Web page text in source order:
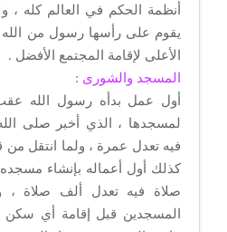
أنظمة الحكم في العالم كله ،
يقوم على رأسها رسول من
الأعلى لإقامة المجتمع الأفضل .
المسجد والشورى :
أول عمل بدأه رسول الله
لمسجدها ، الذي أخبر صلى
فيه تعدل عمرة ، ولما انتقل من
كذلك أول أعماله بإنشاء مسجده
صلاة فيه تعدل ألف صلاة ،
المسجدين قبل إقامة أي سكن